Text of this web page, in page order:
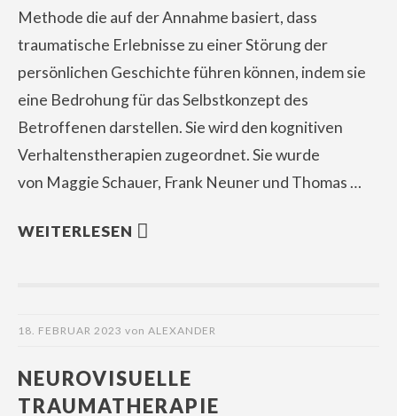
Methode die auf der Annahme basiert, dass
traumatische Erlebnisse zu einer Störung der
persönlichen Geschichte führen können, indem sie
eine Bedrohung für das Selbstkonzept des
Betroffenen darstellen. Sie wird den kognitiven
Verhaltenstherapien zugeordnet. Sie wurde
von Maggie Schauer, Frank Neuner und Thomas …
WEITERLESEN
18. FEBRUAR 2023 von ALEXANDER
NEUROVISUELLE
TRAUMATHERAPIE